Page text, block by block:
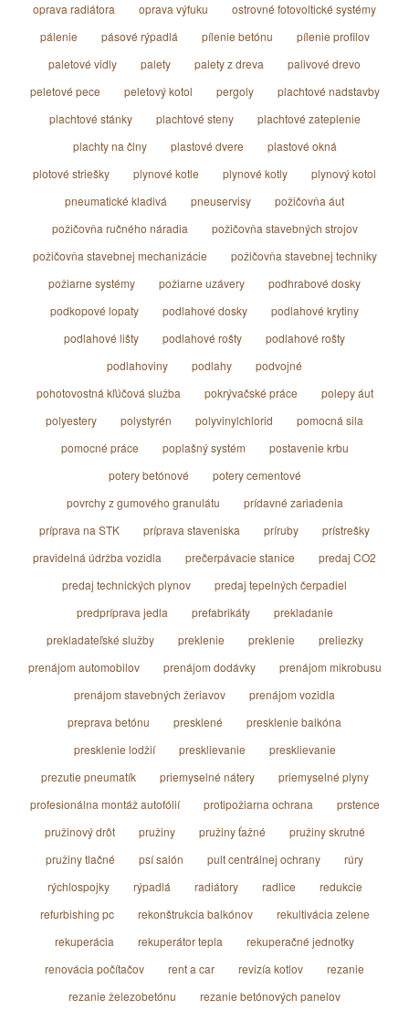
oprava radiátora
oprava výfuku
ostrovné fotovoltické systémy
pálenie
pásové rýpadlá pílenie betónu
pílenie profilov
paletové vidly
palety palety z dreva
palivové drevo
peletové pece
peletový kotol pergoly
plachtové nadstavby
plachtové stánky
plachtové steny
plachtové zateplenie
plachty na člny
plastové dvere
plastové okná
plotové striešky
plynové kotle plynové kotly
plynový kotol
pneumatické kladivá
pneuservisy
požičovňa áut
požičovňa ručného náradia
požičovňa stavebných strojov
požičovňa stavebnej mechanizácie
požičovňa stavebnej techniky
požiarne systémy
požiarne uzávery
podhrabové dosky
podkopové lopaty
podlahové dosky
podlahové krytiny
podlahové lišty
podlahové rošty
podlahové rošty
podlahoviny
podlahy
podvojné
pohotovostná kľúčová služba
pokrývačské práce
polepy áut
polyestery
polystyrén polyvinylchlorid
pomocná sila
pomocné práce
poplašný systém
postavenie krbu
potery betónové
potery cementové
povrchy z gumového granulátu
prídavné zariadenia
príprava na STK
príprava staveniska príruby
prístrešky
pravidelná údržba vozidla
prečerpávacie stanice
predaj CO2
predaj technických plynov
predaj tepelných čerpadiel
predpríprava jedla
prefabrikáty
prekladanie
prekladateľské služby
preklenie preklenie
preliezky
prenájom automobilov
prenájom dodávky
prenájom mikrobusu
prenájom stavebných žeriavov
prenájom vozidla
preprava betónu
presklené
presklenie balkóna
presklenie lodžií
presklievanie
presklievanie
prezutie pneumatík
priemyselné nátery
priemyselné plyny
profesionálna montáž autofólií
protipožiarna ochrana
prstence
pružinový drôt
pružiny pružiny ťažné
pružiny skrutné
pružiny tlačné
psí salón pult centrálnej ochrany
rúry
rýchlospojky
rýpadlá radiátory radlice
redukcie
refurbishing pc
rekonštrukcia balkónov
rekultivácia zelene
rekuperácia
rekuperátor tepla
rekuperačné jednotky
renovácia počítačov
rent a car revizía kotlov
rezanie
rezanie železobetónu
rezanie betónových panelov